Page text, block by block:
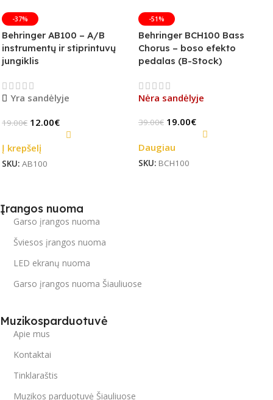
-37%
Behringer AB100 – A/B
instrumentų ir stiprintuvų
jungiklis
Yra sandėlyje
19.00€ 12.00€
Į krepšelį
SKU: AB100
-51%
Behringer BCH100 Bass
Chorus – boso efekto
pedalas (B-Stock)
Nėra sandėlyje
39.00€ 19.00€
Daugiau
SKU: BCH100
Įrangos nuoma
Garso įrangos nuoma
Šviesos įrangos nuoma
LED ekranų nuoma
Garso įrangos nuoma Šiauliuose
Muzikosparduotuvė
Apie mus
Kontaktai
Tinklaraštis
Muzikos parduotuvė Šiauliuose